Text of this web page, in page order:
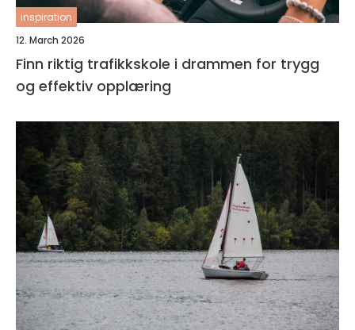
inspiration
12. March 2026
Finn riktig trafikkskole i drammen for trygg
og effektiv opplæring